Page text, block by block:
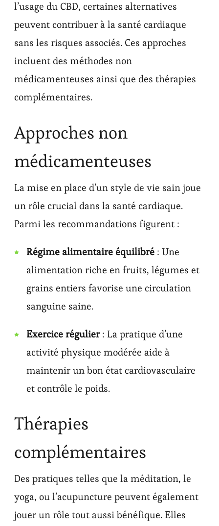
l’usage du CBD, certaines alternatives
peuvent contribuer à la santé cardiaque
sans les risques associés. Ces approches
incluent des méthodes non
médicamenteuses ainsi que des thérapies
complémentaires.
Approches non
médicamenteuses
La mise en place d’un style de vie sain joue
un rôle crucial dans la santé cardiaque.
Parmi les recommandations figurent :
Régime alimentaire équilibré : Une
alimentation riche en fruits, légumes et
grains entiers favorise une circulation
sanguine saine.
Exercice régulier: La pratique d’une
activité physique modérée aide à
maintenir un bon état cardiovasculaire
et contrôle le poids.
Thérapies
complémentaires
Des pratiques telles que la méditation, le
yoga, ou l’acupuncture peuvent également
jouer un rôle tout aussi bénéfique. Elles